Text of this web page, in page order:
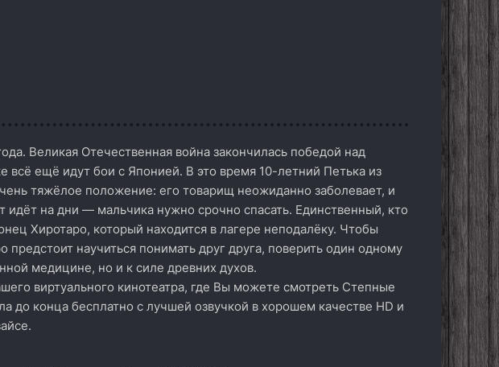
Великая Отечественная война закончилась победой над
всё ещё идут бои с Японией. В это время 10-летний Петька из
тяжёлое положение: его товарищ неожиданно заболевает, и
идёт на дни — мальчика нужно срочно спасать. Единственный, кто
Хиротаро, который находится в лагере неподалёку. Чтобы
предстоит научиться понимать друг друга, поверить один одному
медицине, но и к силе древних духов.
виртуального кинотеатра, где Вы можете смотреть Степные
до конца бесплатно с лучшей озвучкой в хорошем качестве HD и